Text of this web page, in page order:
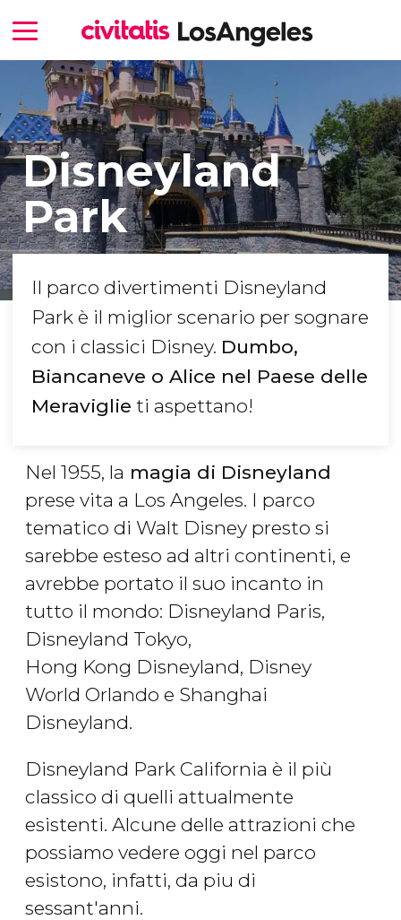
Disneyland
Park
Il parco divertimenti Disneyland
Park è il miglior scenario per sognare
con i classici Disney. Dumbo,
Biancaneve o Alice nel Paese delle
Meraviglie ti aspettano!
Nel 1955, la magia di Disneyland
prese vita a Los Angeles. I parco
tematico di Walt Disney presto si
sarebbe esteso ad altri continenti, e
avrebbe portato il suo incanto in
tutto il mondo: Disneyland Paris,
Disneyland Tokyo,
Hong Kong Disneyland, Disney
World Orlando e Shanghai
Disneyland.
Disneyland Park California è il più
classico di quelli attualmente
esistenti. Alcune delle attrazioni che
possiamo vedere oggi nel parco
esistono, infatti, da piu di
sessant'anni.